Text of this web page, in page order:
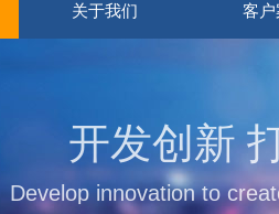
关于我们 客户
开发创新
Develop innovation to